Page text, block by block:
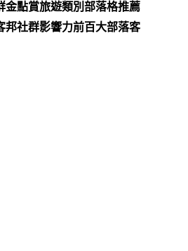
金點賞旅遊類別部落格推薦
邦社群影響力前百大部落客